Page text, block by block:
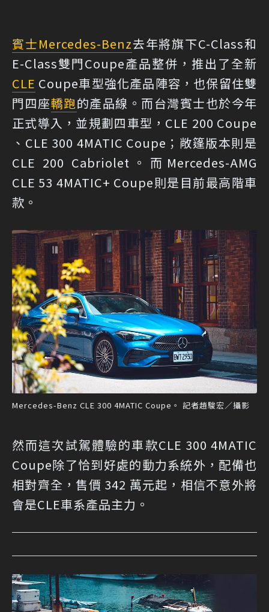
賓士Mercedes-Benz去年將旗下C-Class和
E-Class雙門Coupe產品整併，推出了全新
CLE Coupe車型強化產品陣容，也保留住雙
門四座轎跑的產品線。而台灣賓士也於今年
正式導入，並規劃四車型，CLE 200 Coupe
、CLE 300 4MATIC Coupe；敞篷版本則是
CLE 200 Cabriolet。而Mercedes-AMG
CLE 53 4MATIC+ Coupe則是目前最高階車
款。
Mercedes-Benz CLE 300 4MATIC Coupe。 記者趙駿宏／攝影
然而這次試駕體驗的車款CLE 300 4MATIC
Coupe除了恰到好處的動力系統外，配備也
相對齊全，售價 342 萬元起，相信不意外將
會是CLE車系產品主力。